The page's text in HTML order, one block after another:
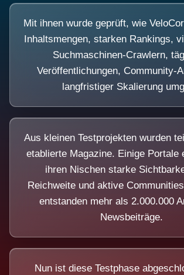
Mit ihnen wurde geprüft, wie
Inhaltsmengen, starken Rankings,
Suchmaschinen-Crawlern,
Veröffentlichungen, Community-
langfristiger Skalierung
Aus kleinen Testprojekten wurden
etablierte Magazine. Einige Portale
ihren Nischen starke
Reichweite und aktive
entstanden mehr als 2.000.000
Newsbeiträge.
Nun ist diese Testphase